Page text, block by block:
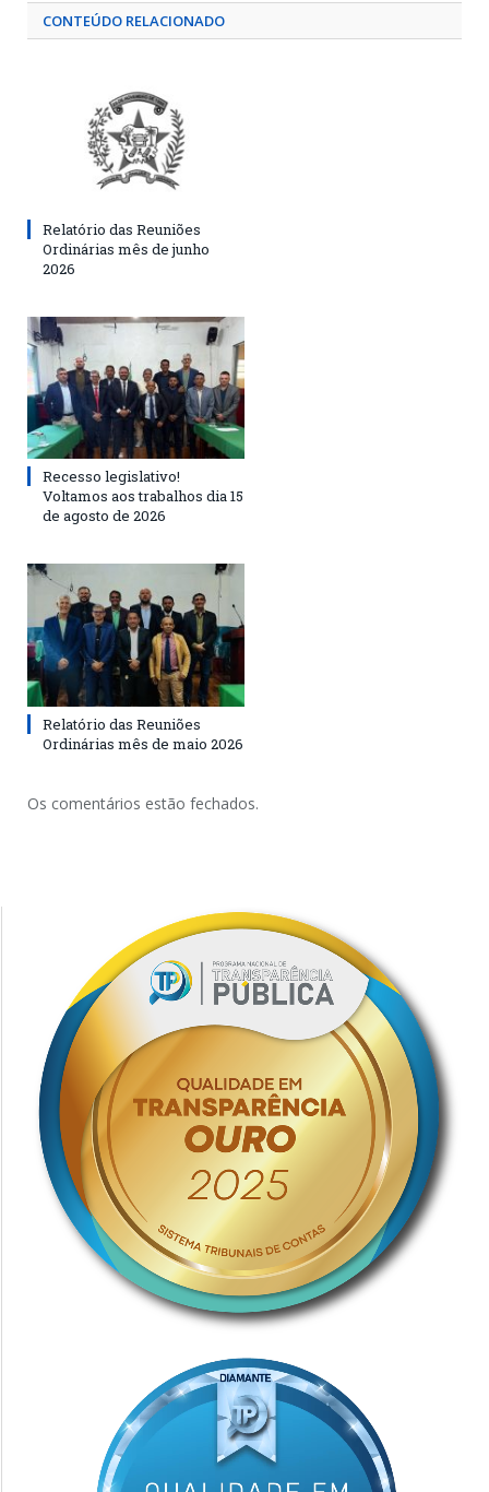
CONTEÚDO RELACIONADO
Relatório das Reuniões
Ordinárias mês de junho
2026
Recesso legislativo!
Voltamos aos trabalhos dia 15
de agosto de 2026
Relatório das Reuniões
Ordinárias mês de maio 2026
Os comentários estão fechados.